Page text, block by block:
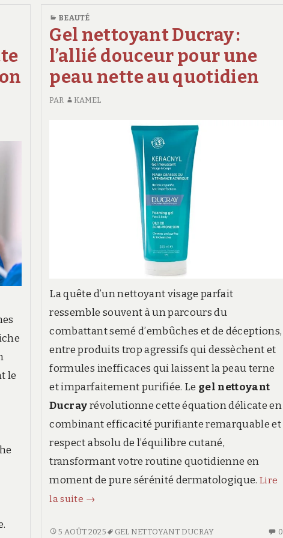
COLLAGÈNE
ÉCLATANTE
vraiment
pratiquer
soin
de
qualité
?
PEUT
VRAIMENT
UN
le
BEAUTÉ
Gel nettoyant Ducray :
l’allié douceur pour une
peau nette au quotidien
PAR KAMEL
La quête d’un nettoyant visage parfait
ressemble souvent à un parcours du
combattant semé d’embûches et de déceptions,
entre produits trop agressifs qui dessèchent et
formules inefficaces qui laissent la peau terne
et imparfaitement purifiée. Le gel nettoyant
Ducrayrévolutionne cette équation délicate en
combinant efficacité purifiante remarquable et
respect absolu de l’équilibre cutané,
transformant votre routine quotidienne en
moment de pure sérénité dermatologique.Lire
la suite Gel
Ducray :
→
GEL5 AOÛT 2025 GEL NETTOYANT DUCRAY 0